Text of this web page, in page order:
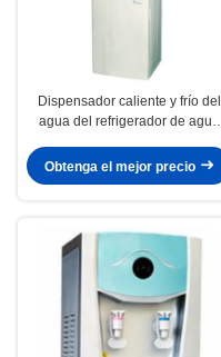
Dispensador caliente y frío del
agua del refrigerador de agua
90W
Obtenga el mejor precio